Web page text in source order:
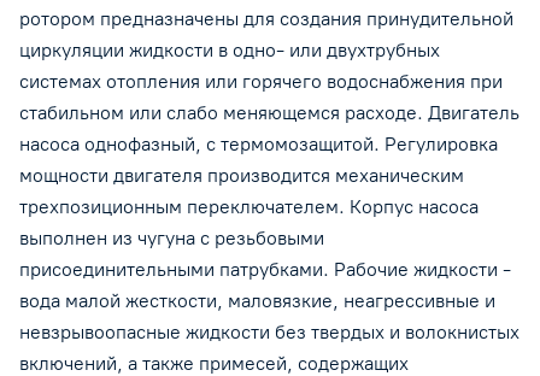
ротором предназначены для создания принудительной
циркуляции жидкости в одно- или двухтрубных
системах отопления или горячего водоснабжения при
стабильном или слабо меняющемся расходе. Двигатель
насоса однофазный, с термомозащитой. Регулировка
мощности двигателя производится механическим
трехпозиционным переключателем. Корпус насоса
выполнен из чугуна с резьбовыми
присоединительными патрубками. Рабочие жидкости -
вода малой жесткости, маловязкие, неагрессивные и
невзрывоопасные жидкости без твердых и волокнистых
включений, а также примесей, содержащих